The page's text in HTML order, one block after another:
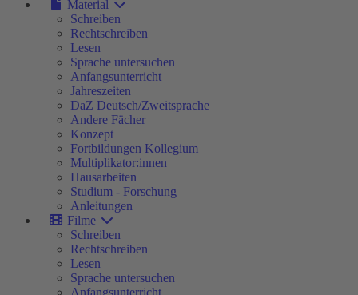
Material
Schreiben
Rechtschreiben
Lesen
Sprache untersuchen
Anfangsunterricht
Jahreszeiten
DaZ Deutsch/Zweitsprache
Andere Fächer
Konzept
Fortbildungen Kollegium
Multiplikator:innen
Hausarbeiten
Studium - Forschung
Anleitungen
Filme
Schreiben
Rechtschreiben
Lesen
Sprache untersuchen
Anfangsunterricht